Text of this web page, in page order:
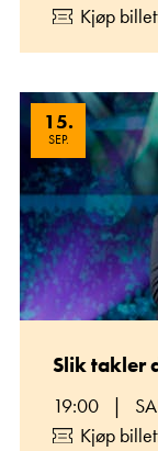
Kjøp
15.
SEP.
Slik takler
19:00 |
Kjøp